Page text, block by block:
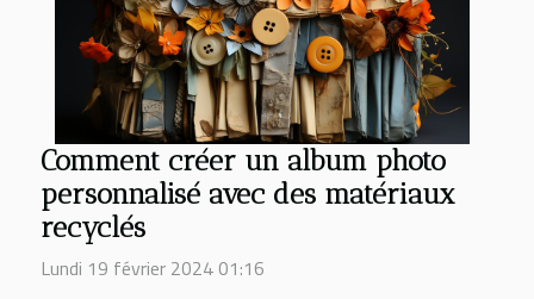
Comment créer un album photo
personnalisé avec des matériaux
recyclés
Lundi 19 février 2024 01:16